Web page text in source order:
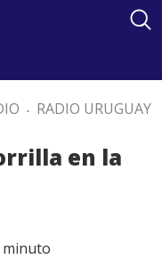
. RADIO URUGUAY
en la
minuto